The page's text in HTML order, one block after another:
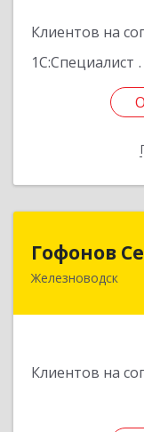
Клиентов на
1С:Специалист
Гофонов
Железноводск
Клиентов на